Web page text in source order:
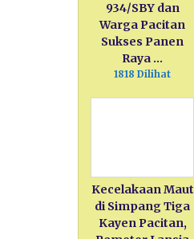
934/SBY dan
Warga Pacitan
Sukses Panen
Raya …
1818 Dilihat
Kecelakaan Maut
di Simpang Tiga
Kayen Pacitan,